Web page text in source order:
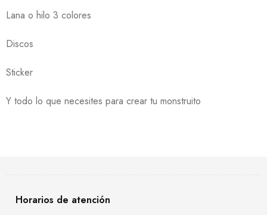
Lana o hilo 3 colores
Discos
Sticker
Y todo lo que necesites para crear tu monstruito
Horarios de atención